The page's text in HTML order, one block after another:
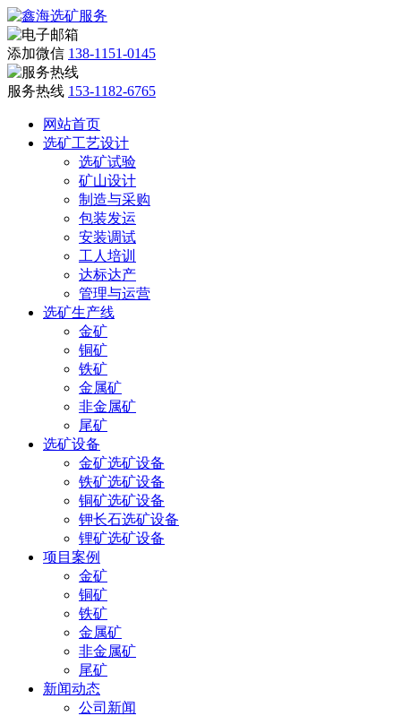
添加微信 138-1151-0145
服务热线 153-1182-6765
网站首页
选矿工艺设计
选矿试验
矿山设计
制造与采购
包装发运
安装调试
工人培训
达标达产
管理与运营
选矿生产线
金矿
铜矿
铁矿
金属矿
非金属矿
尾矿
选矿设备
金矿选矿设备
铁矿选矿设备
铜矿选矿设备
钾长石选矿设备
锂矿选矿设备
项目案例
金矿
铜矿
铁矿
金属矿
非金属矿
尾矿
新闻动态
公司新闻